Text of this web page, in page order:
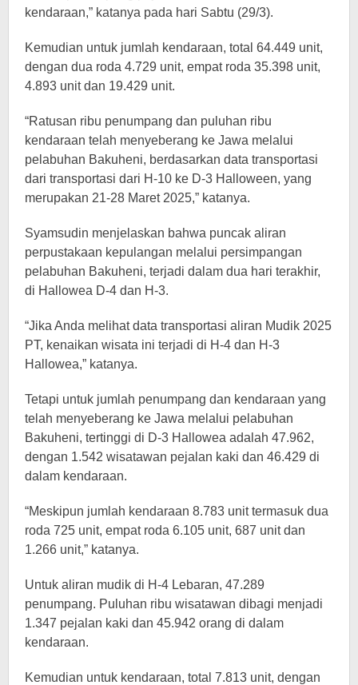
kendaraan,” katanya pada hari Sabtu (29/3).
Kemudian untuk jumlah kendaraan, total 64.449 unit,
dengan dua roda 4.729 unit, empat roda 35.398 unit,
4.893 unit dan 19.429 unit.
“Ratusan ribu penumpang dan puluhan ribu
kendaraan telah menyeberang ke Jawa melalui
pelabuhan Bakuheni, berdasarkan data transportasi
dari transportasi dari H-10 ke D-3 Halloween, yang
merupakan 21-28 Maret 2025,” katanya.
Syamsudin menjelaskan bahwa puncak aliran
perpustakaan kepulangan melalui persimpangan
pelabuhan Bakuheni, terjadi dalam dua hari terakhir,
di Hallowea D-4 dan H-3.
“Jika Anda melihat data transportasi aliran Mudik 2025
PT, kenaikan wisata ini terjadi di H-4 dan H-3
Hallowea,” katanya.
Tetapi untuk jumlah penumpang dan kendaraan yang
telah menyeberang ke Jawa melalui pelabuhan
Bakuheni, tertinggi di D-3 Hallowea adalah 47.962,
dengan 1.542 wisatawan pejalan kaki dan 46.429 di
dalam kendaraan.
“Meskipun jumlah kendaraan 8.783 unit termasuk dua
roda 725 unit, empat roda 6.105 unit, 687 unit dan
1.266 unit,” katanya.
Untuk aliran mudik di H-4 Lebaran, 47.289
penumpang. Puluhan ribu wisatawan dibagi menjadi
1.347 pejalan kaki dan 45.942 orang di dalam
kendaraan.
Kemudian untuk kendaraan, total 7.813 unit, dengan